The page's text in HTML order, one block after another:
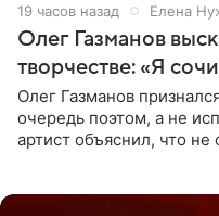
19 часов назад Елена
Олег Газманов
творчестве: «Я
Олег Газманов
очередь поэтом, а не
артист объяснил, что